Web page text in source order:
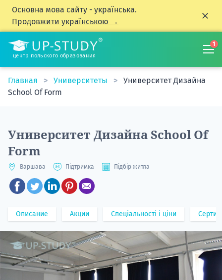
Основна мова сайту - українська.
Продовжити українською →
центр польского образования
1
Главная Университеты
Университет Дизайна
School Of Form
Университет Дизайна School Of
Form
Варшава Підтримка Підбір житла
Описание Акции Спеціальності і ціни